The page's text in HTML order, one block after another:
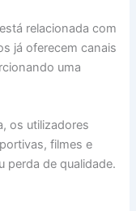
relacionada com
já oferecem canais
uma
os utilizadores
filmes e
perda de qualidade.